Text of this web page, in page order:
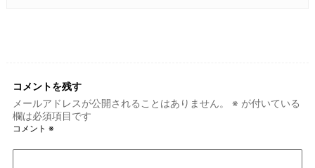
コメントを残す
メールアドレスが公開されることはありません。
※ が付いている
欄は必須項目です
コメント ※